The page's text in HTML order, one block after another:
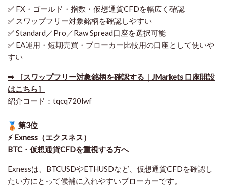
✅ FX・ゴールド・指数・仮想通貨CFDを幅広く確認
✅ スワップフリー対象銘柄を確認しやすい
✅ Standard／Pro／Raw Spread口座を選択可能
✅ EA運用・短期売買・ブローカー比較用の口座として使いや
すい
➡ ［スワップフリー対象銘柄を確認する｜JMarkets 口座開設
はこちら］
紹介コード：tqcq720lwf
第3位
⚡ Exness（エクスネス）
BTC・仮想通貨CFDを重視する方へ
Exnessは、BTCUSDやETHUSDなど、仮想通貨CFDを確認し
たい方にとって候補に入れやすいブローカーです。